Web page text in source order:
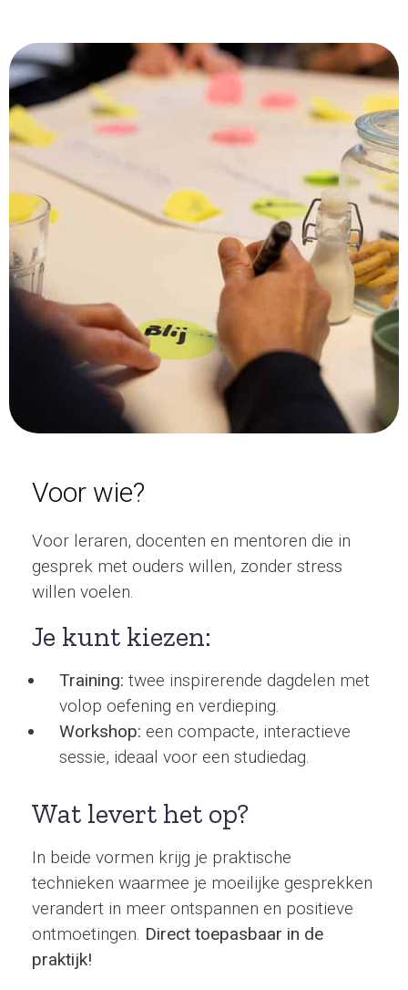
Voor wie?
Voor leraren, docenten en mentoren die in
gesprek met ouders willen, zonder stress
willen voelen.
Je kunt kiezen:
Training: twee inspirerende dagdelen met
volop oefening en verdieping.
Workshop: een compacte, interactieve
sessie, ideaal voor een studiedag.
Wat levert het op?
In beide vormen krijg je praktische
technieken waarmee je moeilijke gesprekken
verandert in meer ontspannen en positieve
ontmoetingen. Direct toepasbaar in de
praktijk!